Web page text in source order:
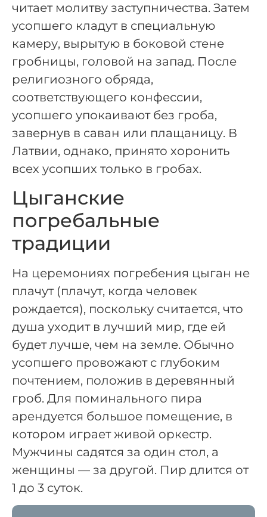
читает молитву заступничества. Затем
усопшего кладут в специальную
камеру, вырытую в боковой стене
гробницы, головой на запад. После
религиозного обряда,
соответствующего конфессии,
усопшего упокаивают без гроба,
завернув в саван или плащаницу. В
Латвии, однако, принято хоронить
всех усопших только в гробах.
Цыганские
погребальные
традиции
На церемониях погребения цыган не
плачут (плачут, когда человек
рождается), поскольку считается, что
душа уходит в лучший мир, где ей
будет лучше, чем на земле. Обычно
усопшего провожают с глубоким
почтением, положив в деревянный
гроб. Для поминального пира
арендуется большое помещение, в
котором играет живой оркестр.
Мужчины садятся за один стол, а
женщины — за другой. Пир длится от
1 до 3 суток.